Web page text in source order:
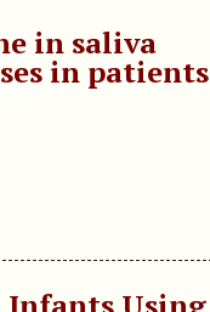
in saliva
in patients